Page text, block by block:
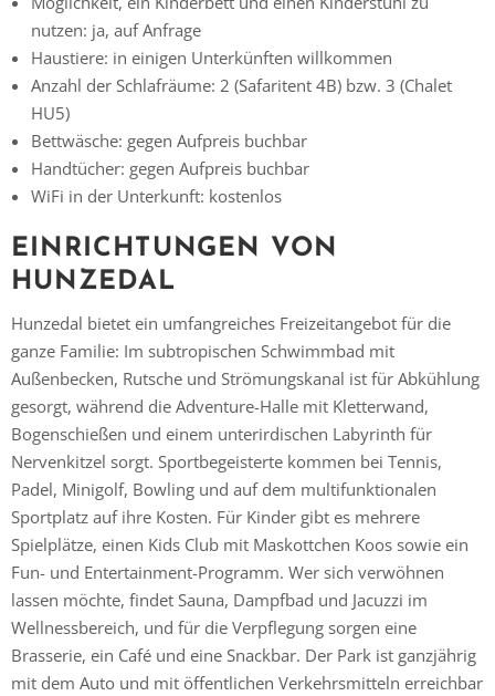
nutzen: ja, auf Anfrage
Haustiere: in einigen Unterkünften willkommen
Anzahl der Schlafräume: 2 (Safaritent 4B) bzw. 3 (Chalet
HU5)
Bettwäsche: gegen Aufpreis buchbar
Handtücher: gegen Aufpreis buchbar
WiFi in der Unterkunft: kostenlos
EINRICHTUNGEN VON
HUNZEDAL
Hunzedal bietet ein umfangreiches Freizeitangebot für die
ganze Familie: Im subtropischen Schwimmbad mit
Außenbecken, Rutsche und Strömungskanal ist für Abkühlung
gesorgt, während die Adventure-Halle mit Kletterwand,
Bogenschießen und einem unterirdischen Labyrinth für
Nervenkitzel sorgt. Sportbegeisterte kommen bei Tennis,
Padel, Minigolf, Bowling und auf dem multifunktionalen
Sportplatz auf ihre Kosten. Für Kinder gibt es mehrere
Spielplätze, einen Kids Club mit Maskottchen Koos sowie ein
Fun- und Entertainment-Programm. Wer sich verwöhnen
lassen möchte, findet Sauna, Dampfbad und Jacuzzi im
Wellnessbereich, und für die Verpflegung sorgen eine
Brasserie, ein Café und eine Snackbar. Der Park ist ganzjährig
mit dem Auto und mit öffentlichen Verkehrsmitteln erreichbar
Vielen Dank für das Abonnieren unseres Newsletters.